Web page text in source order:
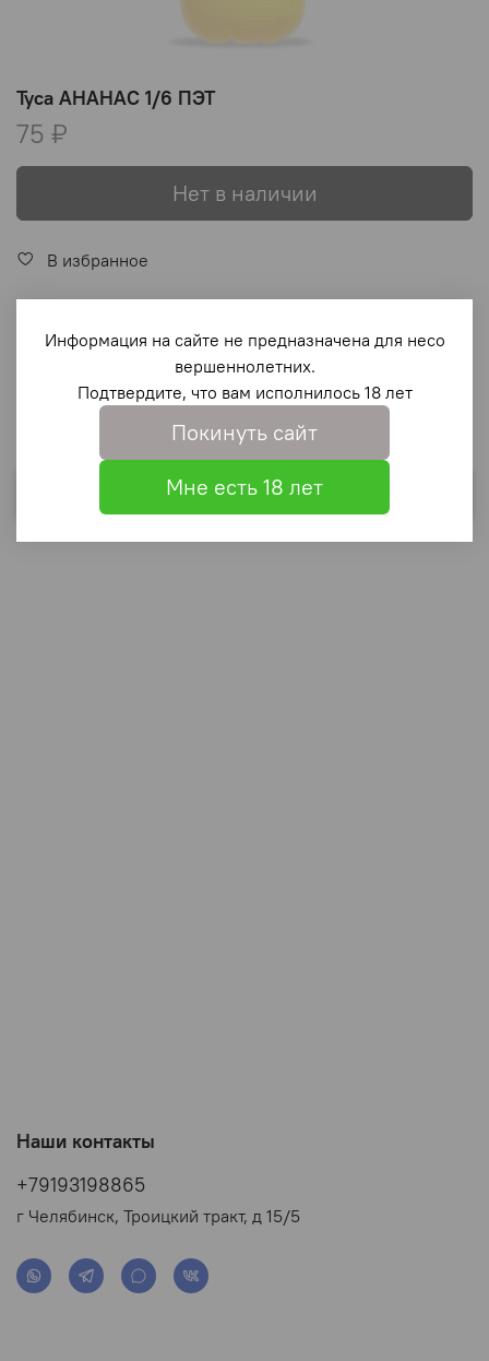
Туса АНАНАС 1/6 ПЭТ
75 ₽
Нет в наличии
В избранное
Наши контакты
+79193198865
г Челябинск, Троицкий тракт, д 15/5
Информация на сайте не предназначена для несо
вершеннолетних.
Подтвердите, что вам исполнилось 18 лет
Покинуть сайт
Мне есть 18 лет